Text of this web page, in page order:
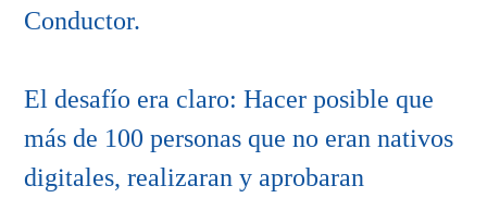
Conductor.
El desafío era claro: Hacer posible que
más de 100 personas que no eran nativos
digitales, realizaran y aprobaran